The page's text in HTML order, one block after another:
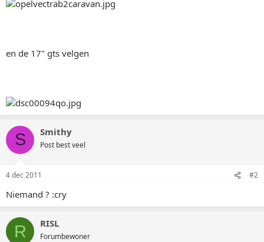
en de 17" gts velgen
S Smithy
Post best veel
4 dec 2011 #2
Niemand ? :cry
R RISL
Forumbewoner